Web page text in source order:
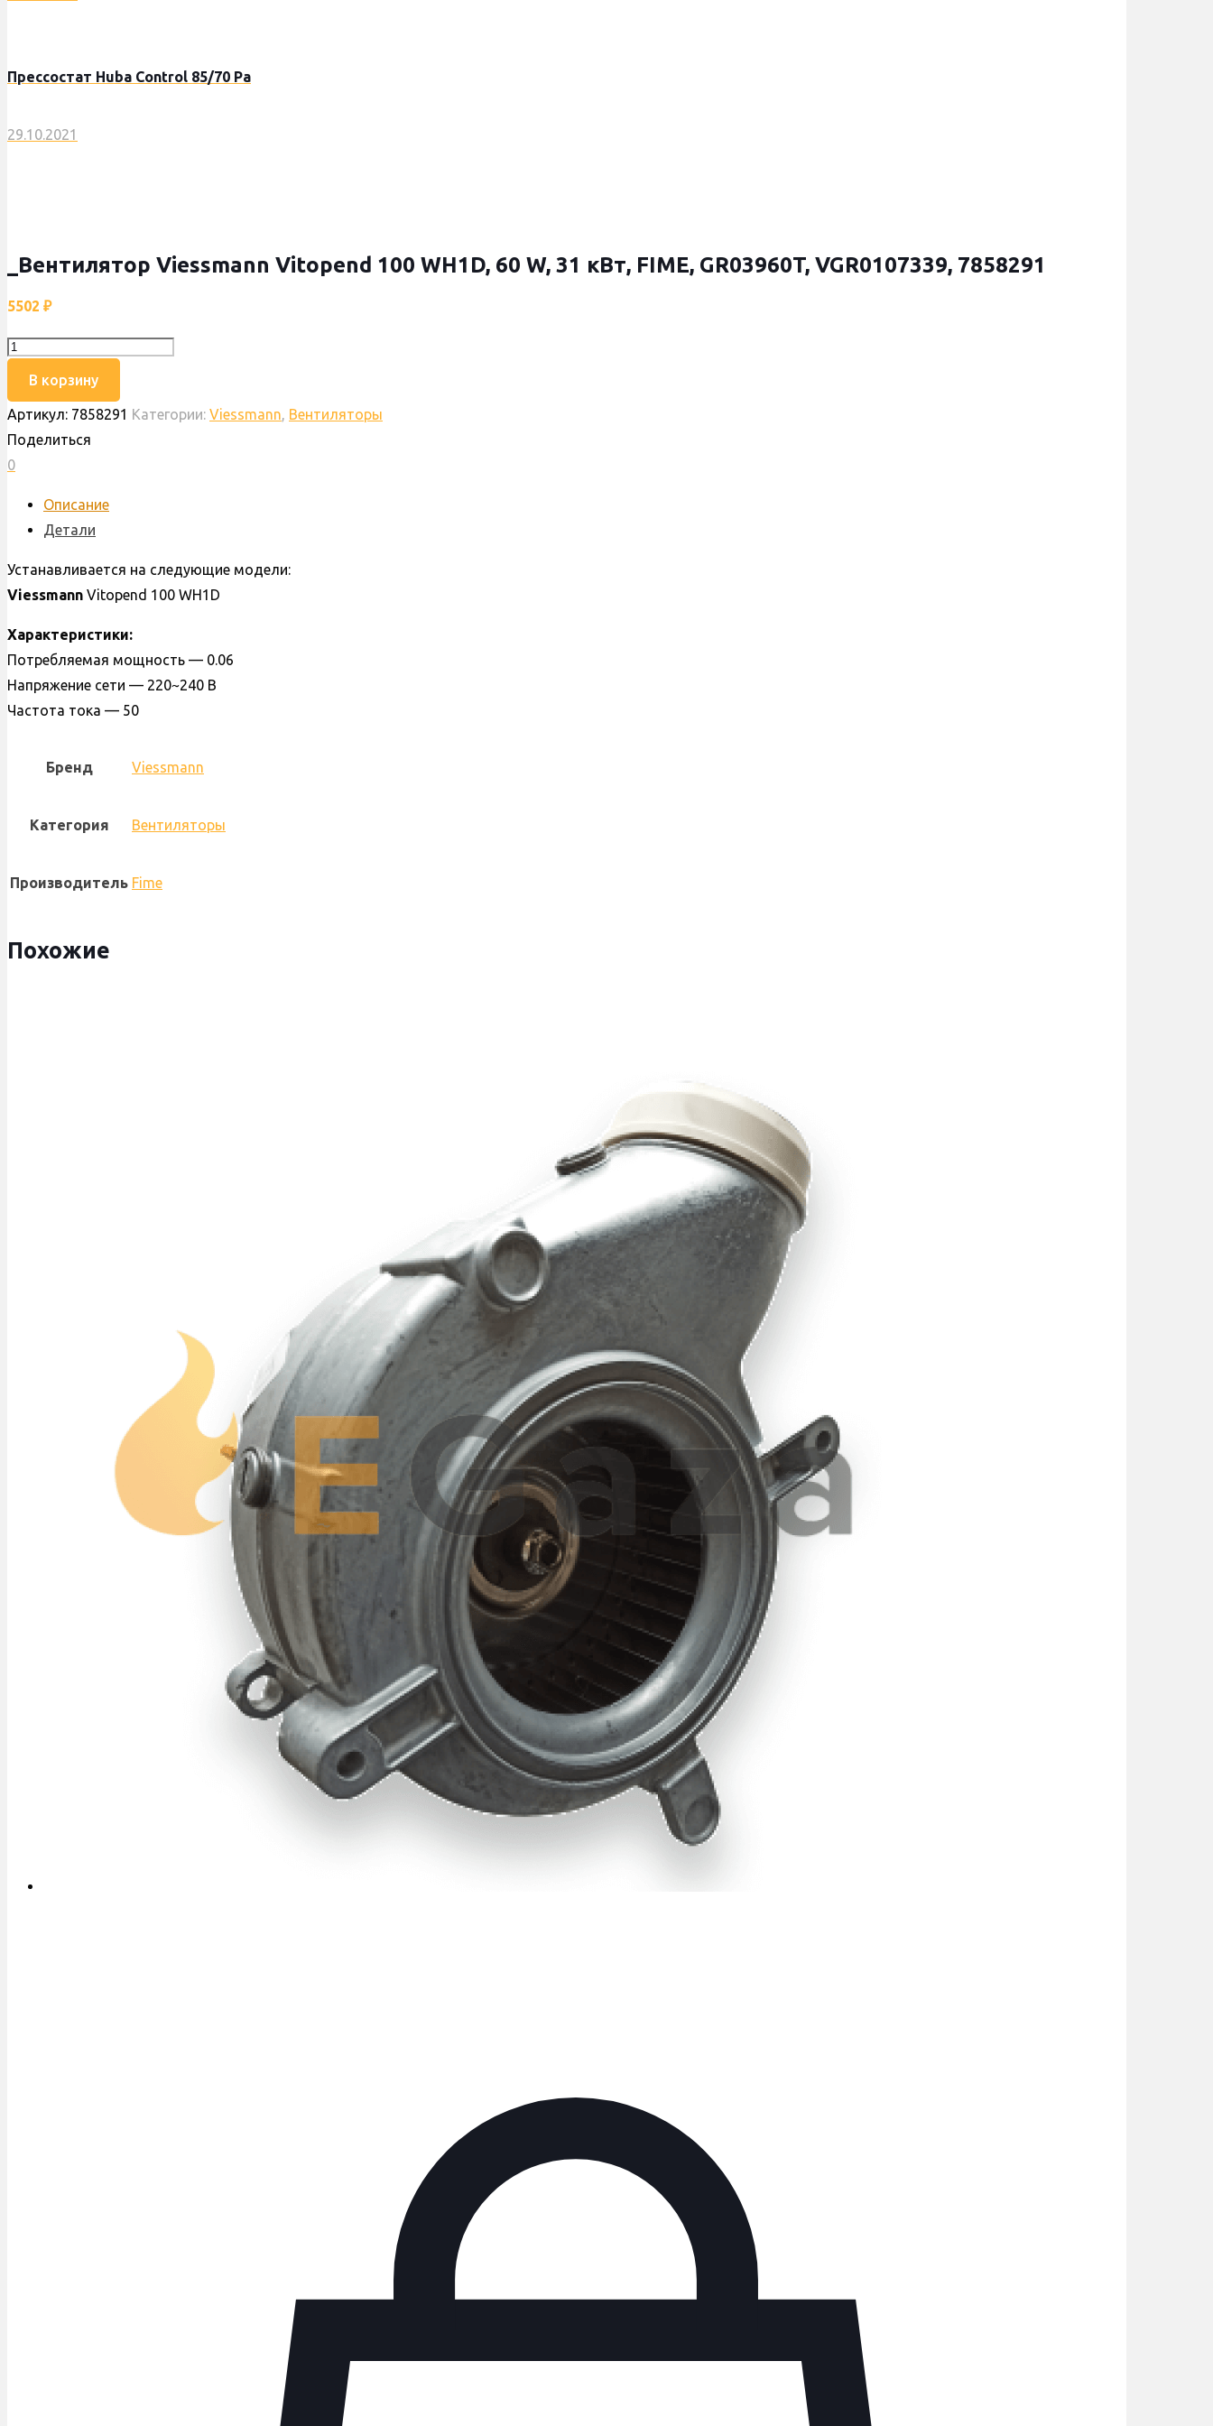
Прессостат Huba Control 85/70 Pa
29.10.2021
_Вентилятор Viessmann Vitopend 100 WH1D, 60 W, 31 кВт, FIME, GR03960T, VGR0107339, 7858291
5502 ₽
Количество
_Вентилятор
Viessmann
Vitopend
100
WH1D,
31
кВт,
В корзину
Артикул: 7858291 Категории: Viessmann, Вентиляторы
Поделиться
0
Описание
Детали
Устанавливается на следующие модели:
Viessmann Vitopend 100 WH1D
Характеристики:
Потребляемая мощность — 0.06
Напряжение сети — 220~240 В
Частота тока — 50
Бренд Viessmann
Категория Вентиляторы
Производитель Fime
Похожие